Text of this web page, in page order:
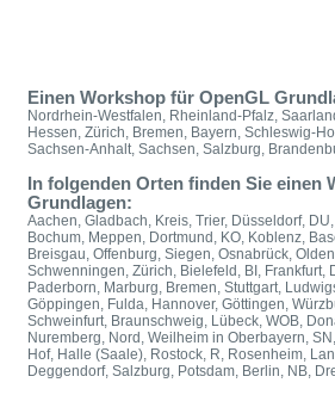
Einen Workshop für OpenGL
Nordrhein-Westfalen, Rheinland-Pfalz,
Hessen, Zürich, Bremen, Bayern, Schleswig-
Sachsen-Anhalt, Sachsen, Salzburg,
In folgenden Orten finden Sie einen
Grundlagen:
Aachen, Gladbach, Kreis, Trier, Düsseldorf,
Bochum, Meppen, Dortmund, KO, Koblenz,
Breisgau, Offenburg, Siegen, Osnabrück,
Schwenningen, Zürich, Bielefeld, BI,
Paderborn, Marburg, Bremen, Stuttgart,
Göppingen, Fulda, Hannover, Göttingen,
Schweinfurt, Braunschweig, Lübeck, WOB,
Nuremberg, Nord, Weilheim in Oberbayern,
Hof, Halle (Saale), Rostock, R, Rosenheim,
Deggendorf, Salzburg, Potsdam, Berlin, NB,